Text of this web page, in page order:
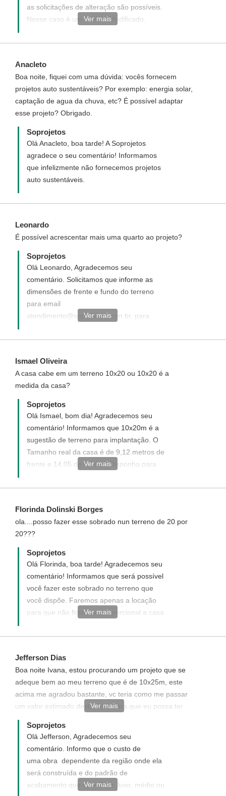
as solicitações de alteração são possíveis.
Nesse caso é um Projeto Modificado,
como adquirir esse projeto:
project_id=99 Disponha para demais
dúvidas!
Ver mais
Anacleto
Boa noite, fiquei com uma dúvida: vocês fornecem
projetos auto sustentáveis? Por exemplo: energia solar,
captação de agua da chuva, etc? É possível adaptar
esse projeto? Obrigado.
Soprojetos
Olá Anacleto, boa tarde! A Soprojetos
agradece o seu comentário! Informamos
que infelizmente não fornecemos projetos
auto sustentáveis.
Leonardo
É possível acrescentar mais uma quarto ao projeto?
Soprojetos
Olá Leonardo, Agradecemos seu
comentário. Solicitamos que informe as
dimensões de frente e fundo do terreno
para email
atendimento@soprojetos.com.br, para
quarto neste projeto.
Ver mais
Ismael Oliveira
A casa cabe em um terreno 10x20 ou 10x20 é a
medida da casa?
Soprojetos
Olá Ismael, bom dia! Agradecemos seu
comentário! Informamos que 10x20m é a
sugestão de terreno para implantação. O
Tamanho real da casa é de 9,12 metros de
frente e 14,05 de fundos. Disponha para
Ver mais
Florinda Dolinski Borges
ola....posso fazer esse sobrado nun terreno de 20 por
20???
Soprojetos
Olá Florinda, boa tarde! Agradecemos seu
comentário! Informamos que será possível
você fazer este sobrado no terreno que
você dispõe. Faremos apenas a locação
para que não fique desproporcional a casa
Caso tenha interesse em adquirir este
atendimento@soprojetos.com.br Ficaremos
felizes em poder ajudá-lo!
Ver mais
Jefferson Dias
Boa noite Ivana, estou procurando um projeto que se
adeque bem ao meu terreno que é de 10x25m, este
acima me agradou bastante, vc teria como me passar
um valor estimado desta obra para que eu possa ter
uma melhor noção sobre o projeto? Grato
Ver mais
Soprojetos
Olá Jefferson, Agradecemos seu
comentário. Informo que o custo de
uma obra dependente da região onde ela
será construída e do padrão de
acabamento que se vai dar, luxo, médio ou
Ver mais